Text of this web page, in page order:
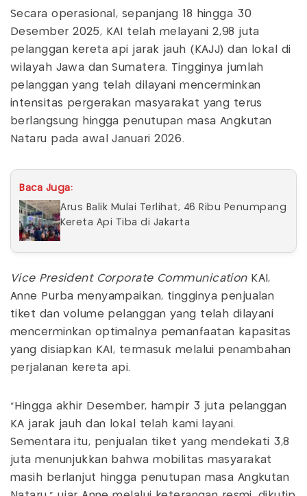
Secara operasional, sepanjang 18 hingga 30
Desember 2025, KAI telah melayani 2,98 juta
pelanggan kereta api jarak jauh (KAJJ) dan lokal di
wilayah Jawa dan Sumatera. Tingginya jumlah
pelanggan yang telah dilayani mencerminkan
intensitas pergerakan masyarakat yang terus
berlangsung hingga penutupan masa Angkutan
Nataru pada awal Januari 2026.
Baca Juga:
Arus Balik Mulai Terlihat, 46 Ribu Penumpang
Kereta Api Tiba di Jakarta
Vice President Corporate CommunicationKAI,
Anne Purba menyampaikan, tingginya penjualan
tiket dan volume pelanggan yang telah dilayani
mencerminkan optimalnya pemanfaatan kapasitas
yang disiapkan KAI, termasuk melalui penambahan
perjalanan kereta api.
“Hingga akhir Desember, hampir 3 juta pelanggan
KA jarak jauh dan lokal telah kami layani.
Sementara itu, penjualan tiket yang mendekati 3,8
juta menunjukkan bahwa mobilitas masyarakat
masih berlanjut hingga penutupan masa Angkutan